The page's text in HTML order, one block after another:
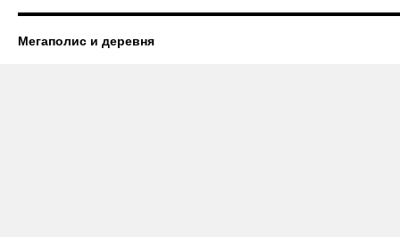
Мегаполис и деревня